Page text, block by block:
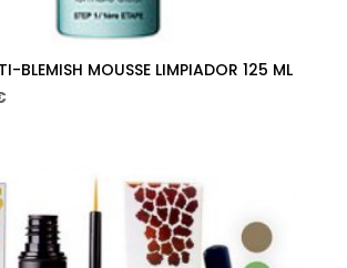
BLEMISH MOUSSE LIMPIADOR 125 ML
El
17,17€.